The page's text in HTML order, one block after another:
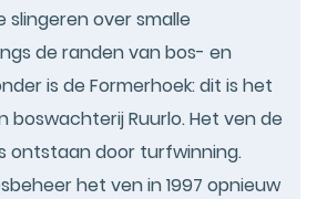
slingeren over smalle
de randen van bos- en
is de Formerhoek: dit is het
boswachterij Ruurlo. Het ven de
ontstaan door turfwinning.
het ven in 1997 opnieuw